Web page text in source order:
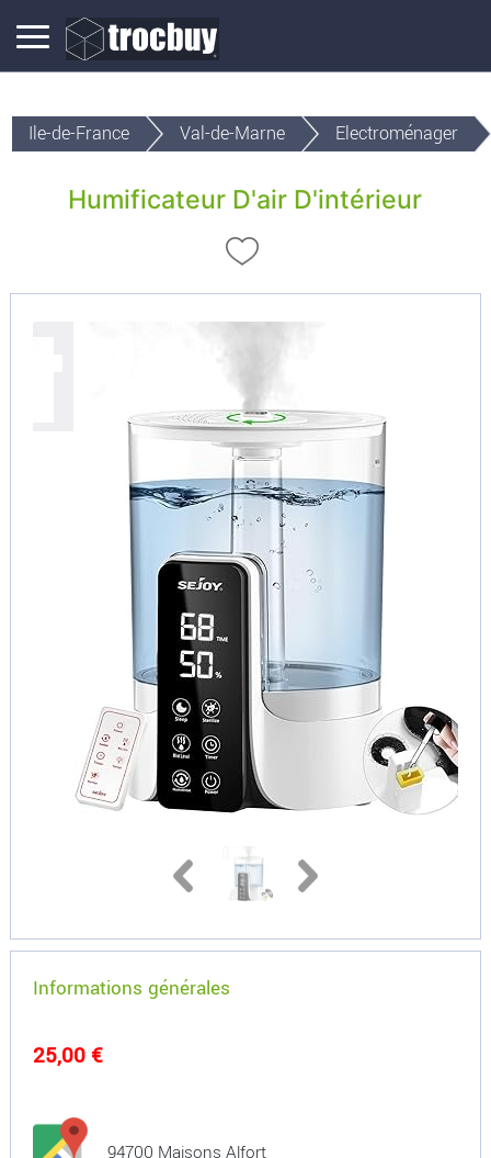
Ile-de-France Val-de-Marne Electroménager
Humificateur D'air D'intérieur
Informations générales
25,00 €
94700 Maisons Alfort